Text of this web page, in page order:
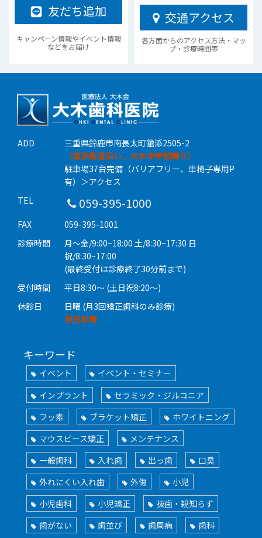
友だち追加
キャンペーン情報やイベント情報
などをお届け
交通アクセス
各方面からのアクセス方法・マッ
プ・診療時間等
ADD
三重県鈴鹿市南長太町鎗添2505-2
（塩浜街道沿い、大木中学校隣り）
駐車場37台完備（バリアフリー、車椅子専用P
有） ＞アクセス
TEL
059-395-1000
FAX
059-395-1001
診療時間
月〜金/9:00~18:00 土/8:30~17:30 日
祝/8:30~17:00
(最終受付は診療終了30分前まで)
受付時間
平日8:30〜 (土日祝8:20〜)
休診日
日曜 (月3回矯正歯科のみ診療)
祝日診療
キーワード
イベント
イベント・セミナー
インプラント
セラミック・ジルコニア
フッ素
ブラケット矯正
ホワイトニング
マウスピース矯正
メンテナンス
一般歯科
入れ歯 出っ歯
口臭
外れにくい入れ歯
外傷
小児
小児歯科
小児矯正
抜歯・親知らず
歯がない
歯並び 歯周病
歯科